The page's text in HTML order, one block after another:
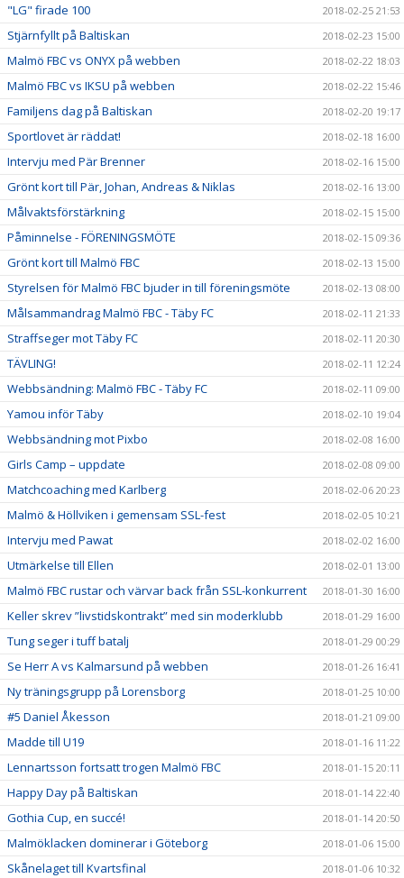
"LG" firade 100 2018-02-25 21:53
Stjärnfyllt på Baltiskan 2018-02-23 15:00
Malmö FBC vs ONYX på webben 2018-02-22 18:03
Malmö FBC vs IKSU på webben 2018-02-22 15:46
Familjens dag på Baltiskan 2018-02-20 19:17
Sportlovet är räddat! 2018-02-18 16:00
Intervju med Pär Brenner 2018-02-16 15:00
Grönt kort till Pär, Johan, Andreas & Niklas 2018-02-16 13:00
Målvaktsförstärkning 2018-02-15 15:00
Påminnelse - FÖRENINGSMÖTE 2018-02-15 09:36
Grönt kort till Malmö FBC 2018-02-13 15:00
Styrelsen för Malmö FBC bjuder in till föreningsmöte 2018-02-13 08:00
Målsammandrag Malmö FBC - Täby FC 2018-02-11 21:33
Straffseger mot Täby FC 2018-02-11 20:30
TÄVLING! 2018-02-11 12:24
Webbsändning: Malmö FBC - Täby FC 2018-02-11 09:00
Yamou inför Täby 2018-02-10 19:04
Webbsändning mot Pixbo 2018-02-08 16:00
Girls Camp – uppdate 2018-02-08 09:00
Matchcoaching med Karlberg 2018-02-06 20:23
Malmö & Höllviken i gemensam SSL-fest 2018-02-05 10:21
Intervju med Pawat 2018-02-02 16:00
Utmärkelse till Ellen 2018-02-01 13:00
Malmö FBC rustar och värvar back från SSL-konkurrent 2018-01-30 16:00
Keller skrev ”livstidskontrakt” med sin moderklubb 2018-01-29 16:00
Tung seger i tuff batalj 2018-01-29 00:29
Se Herr A vs Kalmarsund på webben 2018-01-26 16:41
Ny träningsgrupp på Lorensborg 2018-01-25 10:00
#5 Daniel Åkesson 2018-01-21 09:00
Madde till U19 2018-01-16 11:22
Lennartsson fortsatt trogen Malmö FBC 2018-01-15 20:11
Happy Day på Baltiskan 2018-01-14 22:40
Gothia Cup, en succé! 2018-01-14 20:50
Malmöklacken dominerar i Göteborg 2018-01-06 15:00
Skånelaget till Kvartsfinal 2018-01-06 10:32